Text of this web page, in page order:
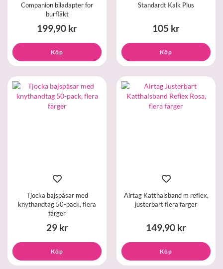
Companion biladapter for
burfläkt
199,90 kr
Köp
Standardt Kalk Plus
105 kr
Köp
Tjocka bajspåsar med
knythandtag 50-pack, flera
färger
29 kr
Köp
Airtag Katthalsband m reflex,
justerbart flera färger
149,90 kr
Köp